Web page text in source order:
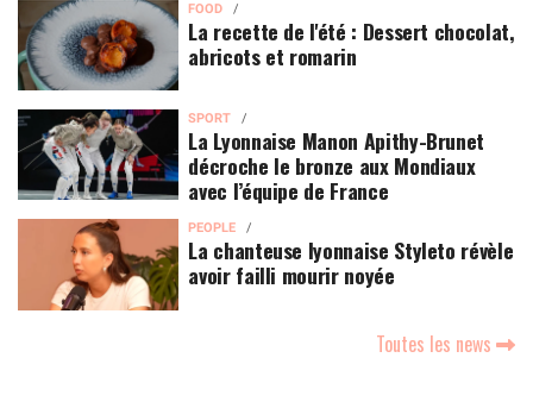
FOOD
La recette de l'été : Dessert chocolat,
abricots et romarin
SPORT
La Lyonnaise Manon Apithy-Brunet
décroche le bronze aux Mondiaux
avec l’équipe de France
PEOPLE
La chanteuse lyonnaise Styleto révèle
avoir failli mourir noyée
Toutes les news